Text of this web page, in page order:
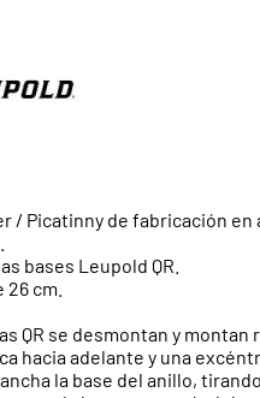
/ Picatinny de fabricación en
bases Leupold QR.
cm.
QR se desmontan y montan
hacia adelante y una
la base del anillo,